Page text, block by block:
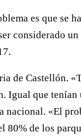
es que se
considerado
Castellón.
que
«El
de los